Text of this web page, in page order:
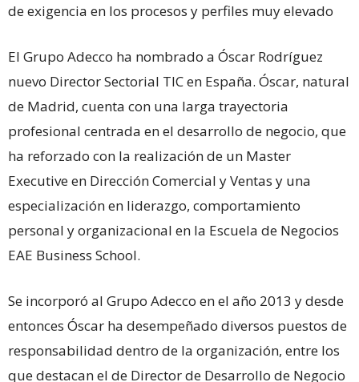
de exigencia en los procesos y perfiles muy elevado
El Grupo Adecco ha nombrado a Óscar Rodríguez
nuevo Director Sectorial TIC en España. Óscar, natural
de Madrid, cuenta con una larga trayectoria
profesional centrada en el desarrollo de negocio, que
ha reforzado con la realización de un Master
Executive en Dirección Comercial y Ventas y una
especialización en liderazgo, comportamiento
personal y organizacional en la Escuela de Negocios
EAE Business School.
Se incorporó al Grupo Adecco en el año 2013 y desde
entonces Óscar ha desempeñado diversos puestos de
responsabilidad dentro de la organización, entre los
que destacan el de Director de Desarrollo de Negocio